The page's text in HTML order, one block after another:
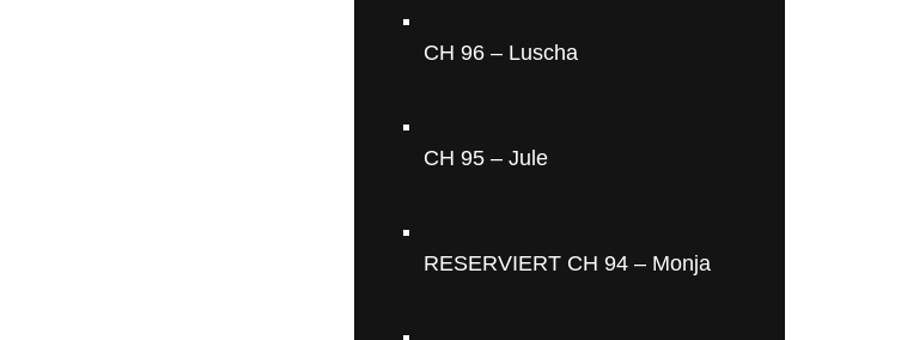
CH 96 – Luscha
CH 95 – Jule
RESERVIERT CH 94 – Monja